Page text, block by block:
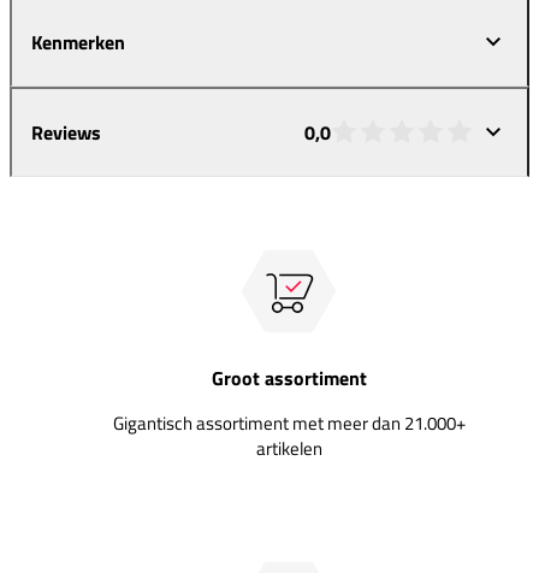
Kenmerken
Reviews 0,0
Groot assortiment
Gigantisch assortiment met meer dan 21.000+
artikelen